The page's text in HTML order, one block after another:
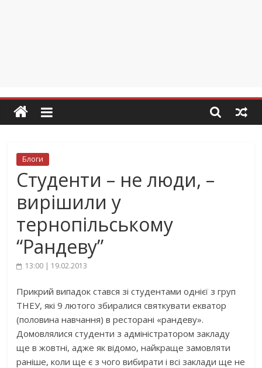
Блоги
Студенти – не люди, –
вирішили у
тернопільському
“Рандеву”
13:00 | 19.02.2013
Прикрий випадок стався зі студентами однієї з груп
ТНЕУ, які 9 лютого збиралися святкувати екватор
(половина навчання) в ресторані «рандеву».
Домовлялися студенти з адміністратором закладу
ще в жовтні, адже як відомо, найкраще замовляти
раніше, коли ще є з чого вибирати і всі заклади ще не